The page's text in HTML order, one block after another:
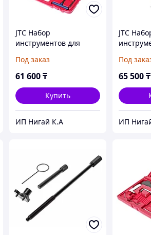
JTC Набор
инструментов для
универсальный
(рычаги,ключи) 8пр. в
Под заказ
61 600 ₸
Купить
ИП Нигай К.А
JTC
Под
65 500₸
ИП